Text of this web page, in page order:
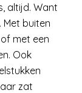
altijd. Want
buiten
met een
Ook
zat